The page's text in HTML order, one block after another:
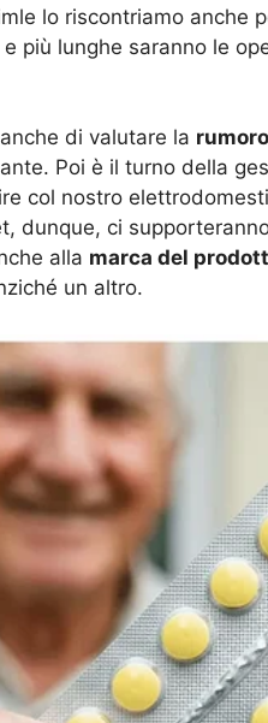
lo riscontriamo anche
più lunghe saranno le
di valutare la
Poi è il turno della
col nostro
dunque, ci
alla marca del
un altro.